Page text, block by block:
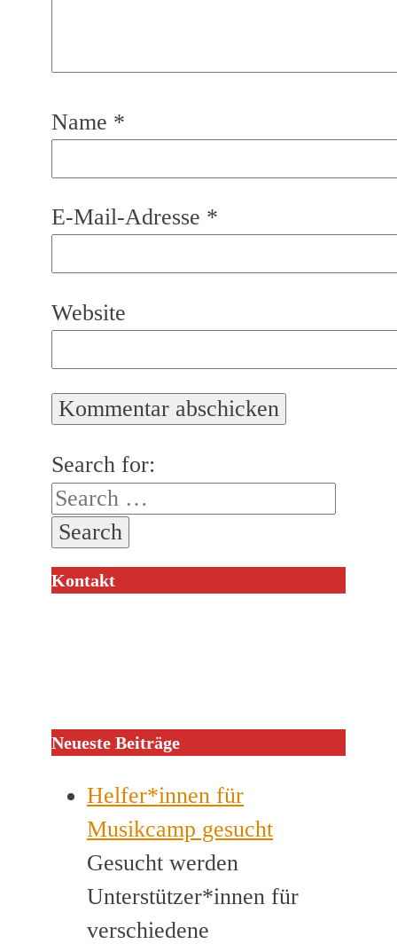
Name *
E-Mail-Adresse *
Website
Search for:
Kontakt
Neueste Beiträge
Helfer*innen für
Musikcamp gesucht
Gesucht werden
Unterstützer*innen für
verschiedene